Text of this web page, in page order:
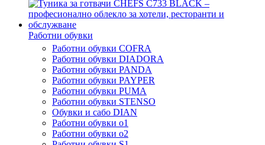
Работни обувки
Работни обувки COFRA
Работни обувки DIADORA
Работни обувки PANDA
Работни обувки PAYPER
Работни обувки PUMA
Работни обувки STENSO
Обувки и сабо DIAN
Работни обувки o1
Работни обувки o2